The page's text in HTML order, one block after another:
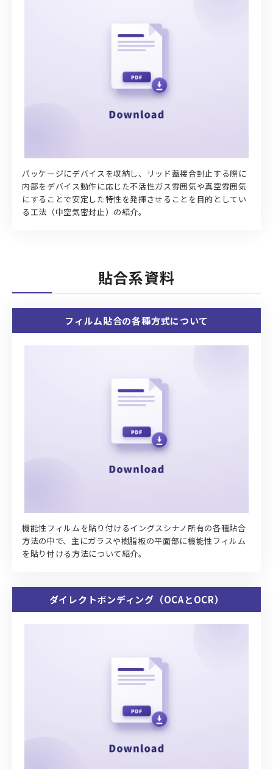
パッケージにデバイスを収納し、リッド蓋接合封止する際に
内部をデバイス動作に応じた不活性ガス雰囲気や真空雰囲気
にすることで安定した特性を発揮させることを目的としてい
る工法（中空気密封止）の紹介。
貼合系資料
フィルム貼合の各種方式について
機能性フィルムを貼り付けるイングスシナノ所有の各種貼合
方法の中で、主にガラスや樹脂板の平面部に機能性フィルム
を貼り付ける方法について紹介。
ダイレクトボンディング（OCAとOCR）